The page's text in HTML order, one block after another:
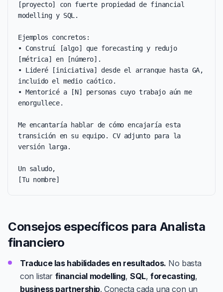
[proyecto] con fuerte propiedad de financial
modelling y SQL.
Ejemplos concretos:
• Construí [algo] que forecasting y redujo
[métrica] en [número].
• Lideré [iniciativa] desde el arranque hasta GA,
incluido el medio caótico.
• Mentoricé a [N] personas cuyo trabajo aún me
enorgullece.
Me encantaría hablar de cómo encajaría esta
transición en su equipo. CV adjunto para la
versión larga.
Un saludo,
[Tu nombre]
Consejos específicos para Analista
financiero
Traduce las habilidades en resultados. No basta
con listar financial modelling,SQL,forecasting,
business partnership. Conecta cada una con un